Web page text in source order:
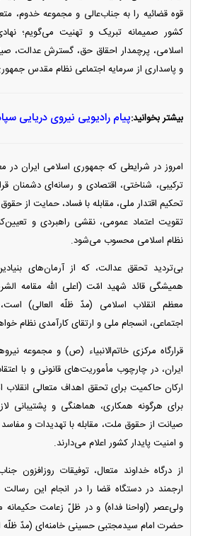
قوه قضائیه را به جناب‌عالی و مجموعه خدوم،
کشور صمیمانه تبریک و تهنیت می‌گویم؛
اسلامی، پرچمدار احقاق حق، گسترش عدالت،
و پاسداری از سرمایه اجتماعی نظام مقدس
بیشتر بخوانید:پیام رادیویی نیروی دریایی
امروز در شرایطی که جمهوری اسلامی ایران
ترکیبی، شناختی، اقتصادی و رسانه‌ای دشمنان
تحکیم اقتدار ملی، مقابله با فساد، حمایت از
تقویت اعتماد عمومی، نقشی راهبردی و
نظام اسلامی محسوب می‌شود.
بی‌تردید تحقق عدالت، که از آرمان‌های
همیشگی قائد شهید امّت (اعلی اللّه مقامه
معظم انقلاب اسلامی (مدّ ظلّه العالی)
اجتماعی، انسجام ملی و ارتقای کارآمدی نظام
قرارگاه مرکزی خاتم‌الانبیاء (ص) و مجموعه
ایران، در چارچوب مأموریت‌های قانونی و با
ارکان حاکمیت برای تحقق اهداف متعالی انقلاب
برای هرگونه همکاری، هماهنگی و پشتیبانی
صیانت از حقوق ملت، مقابله با تهدیدات و مفاسد
و امنیت پایدار کشور اعلام می‌دارند.
از درگاه خداوند متعال، توفیقات روزافزون
ارجمند در دستگاه قضا را در انجام این
ولی‌عصر (اواحنا فداه) و در ظلّ زعامت
حضرت امام سیدمجتبی حسینی خامنه‌ای (مدّ ظلّه